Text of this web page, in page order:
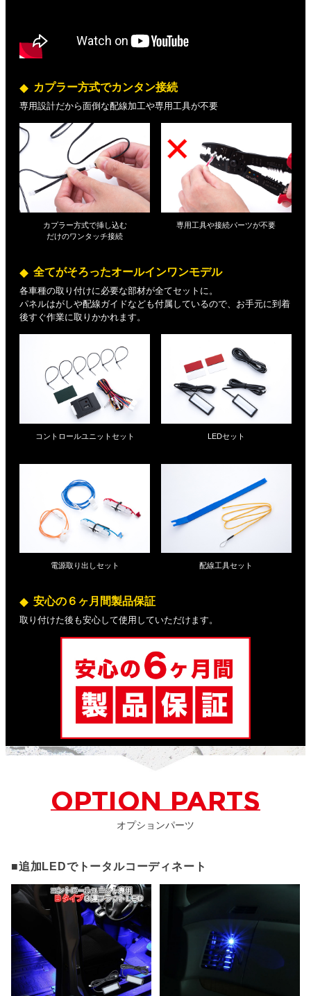
カプラー方式でカンタン接続
専用設計だから面倒な配線加工や専用工具が不要
カプラー方式で挿し込む
だけのワンタッチ接続
専用工具や接続パーツが不要
全てがそろったオールインワンモデル
各車種の取り付けに必要な部材が全てセットに。
パネルはがしや配線ガイドなども付属しているので、お手元に到着
後すぐ作業に取りかかれます。
コントロールユニットセット LEDセット
電源取り出しセット 配線工具セット
安心の６ヶ月間製品保証
取り付けた後も安心して使用していただけます。
OPTION PARTS
オプションパーツ
■追加LEDでトータルコーディネート